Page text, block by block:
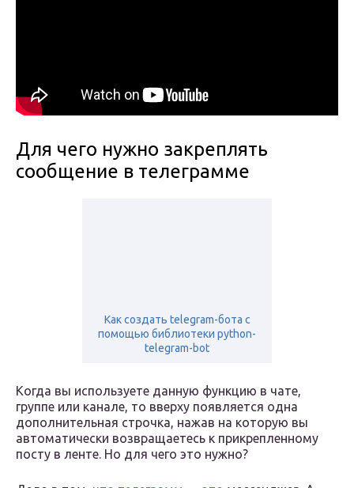
Для чего нужно закреплять
сообщение в телеграмме
Как создать telegram-бота с
помощью библиотеки python-
telegram-bot
Когда вы используете данную функцию в чате,
группе или канале, то вверху появляется одна
дополнительная строчка, нажав на которую вы
автоматически возвращаетесь к прикрепленному
посту в ленте. Но для чего это нужно?